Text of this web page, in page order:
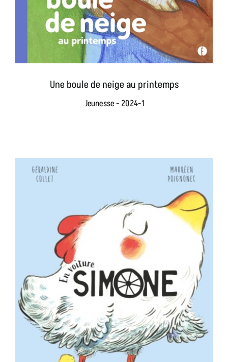
Une boule de neige au printemps
Jeunesse - 2024-1